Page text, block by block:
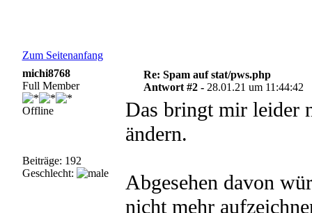
Zum Seitenanfang
michi8768
Full Member
Offline
Beiträge: 192
Geschlecht:
Re: Spam auf stat/pws.php
Antwort #2 - 28.01.21 um 11:44:42
Das bringt mir leider
ändern.
Abgesehen davon
nicht mehr